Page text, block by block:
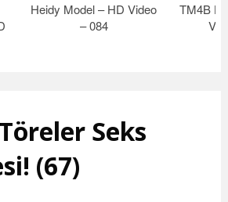
Heidy Model – HD Video
– 084
TM4B
Seks
(67)